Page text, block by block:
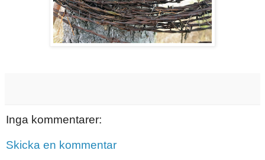
Inga kommentarer:
Skicka en kommentar